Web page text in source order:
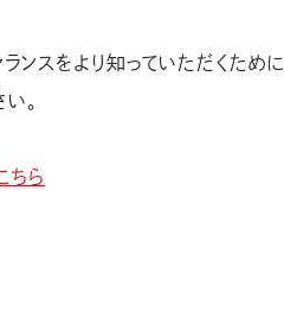
ンスをより知っていただくため
。
ちら